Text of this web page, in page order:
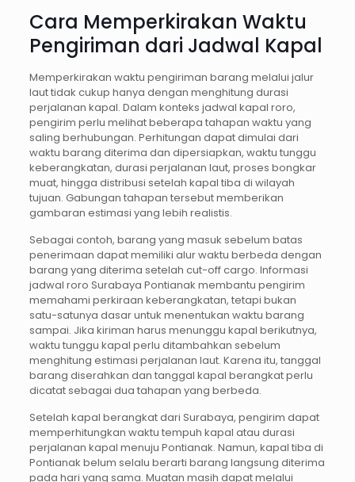
Cara Memperkirakan Waktu
Pengiriman dari Jadwal Kapal
Memperkirakan waktu pengiriman barang melalui jalur
laut tidak cukup hanya dengan menghitung durasi
perjalanan kapal. Dalam konteks jadwal kapal roro,
pengirim perlu melihat beberapa tahapan waktu yang
saling berhubungan. Perhitungan dapat dimulai dari
waktu barang diterima dan dipersiapkan, waktu tunggu
keberangkatan, durasi perjalanan laut, proses bongkar
muat, hingga distribusi setelah kapal tiba di wilayah
tujuan. Gabungan tahapan tersebut memberikan
gambaran estimasi yang lebih realistis.
Sebagai contoh, barang yang masuk sebelum batas
penerimaan dapat memiliki alur waktu berbeda dengan
barang yang diterima setelah cut-off cargo. Informasi
jadwal roro Surabaya Pontianak membantu pengirim
memahami perkiraan keberangkatan, tetapi bukan
satu-satunya dasar untuk menentukan waktu barang
sampai. Jika kiriman harus menunggu kapal berikutnya,
waktu tunggu kapal perlu ditambahkan sebelum
menghitung estimasi perjalanan laut. Karena itu, tanggal
barang diserahkan dan tanggal kapal berangkat perlu
dicatat sebagai dua tahapan yang berbeda.
Setelah kapal berangkat dari Surabaya, pengirim dapat
memperhitungkan waktu tempuh kapal atau durasi
perjalanan kapal menuju Pontianak. Namun, kapal tiba di
Pontianak belum selalu berarti barang langsung diterima
pada hari yang sama. Muatan masih dapat melalui